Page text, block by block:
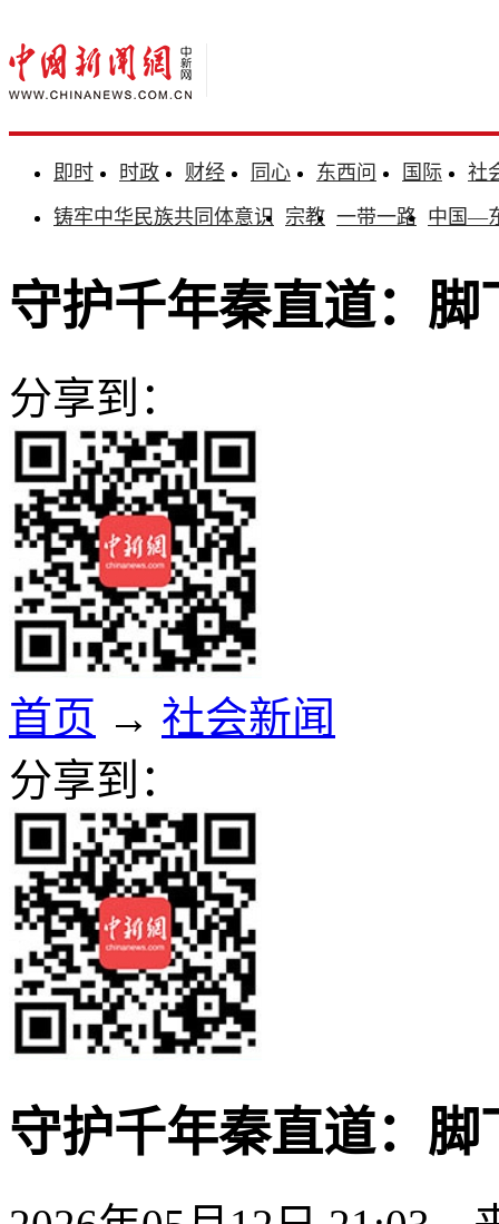
即时 时政 财经 同心 东西问 国际
社
铸牢中华民族共同体意识 宗教 一带一路 中国—
守护千年秦直道：
分享到：
首页 → 社会新闻
分享到：
守护千年秦直道：